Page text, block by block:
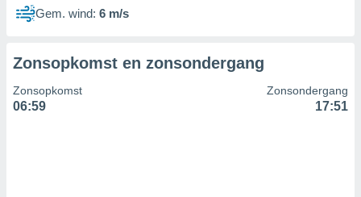
Gem. wind: 6 m/s
Zonsopkomst en zonsondergang
Zonsopkomst
06:59
Zonsondergang
17:51